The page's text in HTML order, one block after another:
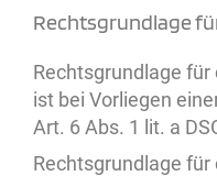
Rechtsgrundlage
Rechtsgrundlage
ist bei Vorliegen
Art. 6 Abs. 1 lit. a
Rechtsgrundlage für